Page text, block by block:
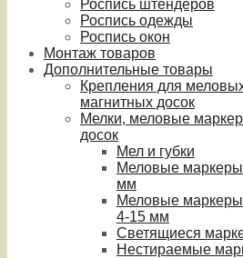
Роспись штендеров
Роспись одежды
Роспись окон
Монтаж товаров
Дополнительные товары
Крепления для
магнитных досок
Мелки, меловые
досок
Мел и губки
Меловые
мм
Меловые
4-15 мм
Светящиеся
Нестираемые